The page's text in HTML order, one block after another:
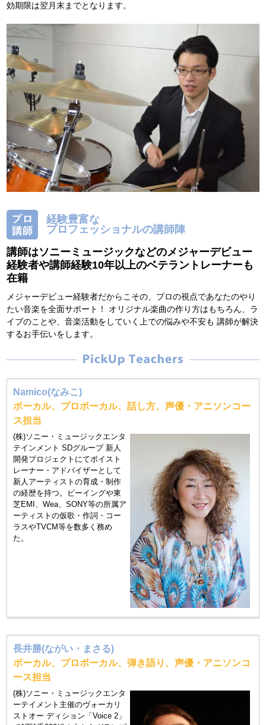
効期限は翌月末までとなります。
経験豊富な
プロフェッショナルの講師陣
講師はソニーミュージックなどのメジャーデビュー
経験者や講師経験10年以上のベテラントレーナーも
在籍
メジャーデビュー経験者だからこその、プロの視点であなたのやり
たい音楽を全面サポート！ オリジナル楽曲の作り方はもちろん、ラ
イブのことや、音楽活動をしていく上での悩みや不安も 講師が解決
するお手伝いをします。
Namico(なみこ)
ボーカル、プロボーカル、話し方、声優・アニソンコー
ス担当
(株)ソニー・ミュージックエンタ
テインメント SDグループ 新人
開発プロジェクトにてボイスト
レーナー・アドバイザーとして
新人アーティストの育成・制作
の経歴を持つ。ビーイングや東
芝EMI、Wea、SONY等の所属ア
ーティストの仮歌・作詞・コー
ラスやTVCM等を数多く務め
た。
長井勝(ながい・まさる)
ボーカル、プロボーカル、弾き語り、声優・アニソンコ
ース担当
(株)ソニー・ミュージックエンタ
ーテイメント主催のヴォーカリ
ストオー ディション「Voice 2」